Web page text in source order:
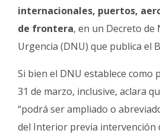
internacionales, puertos,
de frontera, en un Decreto de
Urgencia (DNU) que publica el
Si bien el DNU establece como
31 de marzo, inclusive, aclara
“podrá ser ampliado o
del Interior previa intervención